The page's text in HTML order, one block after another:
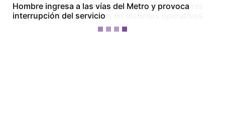
Colón bajo tensión: dos homicidios, dos menores
baleados y tres detenidos en distintos operativos